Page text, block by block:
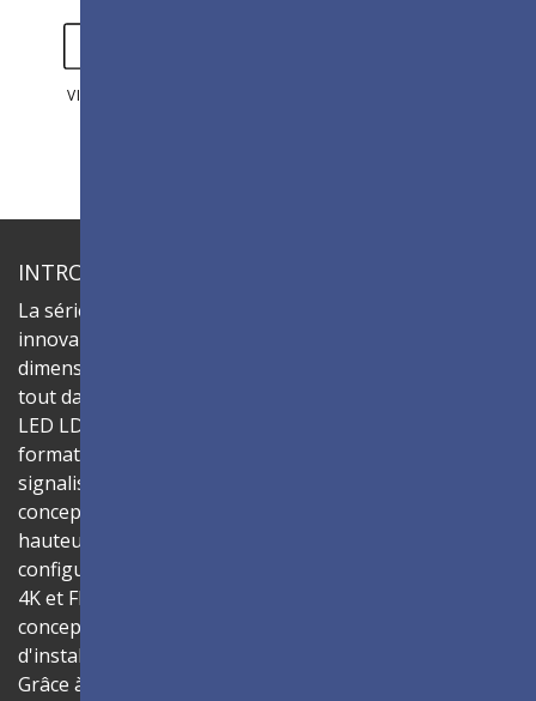
VIDÉOS
INTRODUCTION
La série ViewSonic LDC est un écran LED tout-en-un
innovant et personnalisable qui offre un
dimensionnement flexible et une installation simple, le
tout dans une seule solution. Assemblez les cabinets
LED LDC027-150 pour créer des murs vidéo dans divers
formats hauteur/largeur et tailles, offrant une
signalisation numérique efficace qui donne vie à vos
concepts. Chaque cabinet dispose d'un format d’image
hauteur/largeur natif de 16:9, permettant des
configurations d'affichage faciles dans les résolutions
4K et FHD pour un affichage de contenu fluide. La
conception tout-en-un de l'écran garantit un processus
d'installation facilité et un fonctionnement intuitif.
Grâce à la technologie de traitement de surface Glue-